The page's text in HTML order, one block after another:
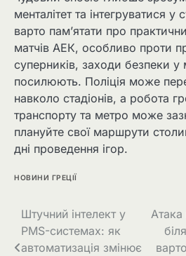
менталітет та інтегруватися у
варто пам’ятати про
матчів АЕК, особливо проти
суперників, заходи безпеки у
посилюють. Поліція може
навколо стадіонів, а робота
транспорту та метро може
плануйте свої маршрути
дні проведення ігор.
НОВИНИ ГРЕЦІЇ
Штучний інтелект у
PMS-системах: як
автоматизація змінює
Атака